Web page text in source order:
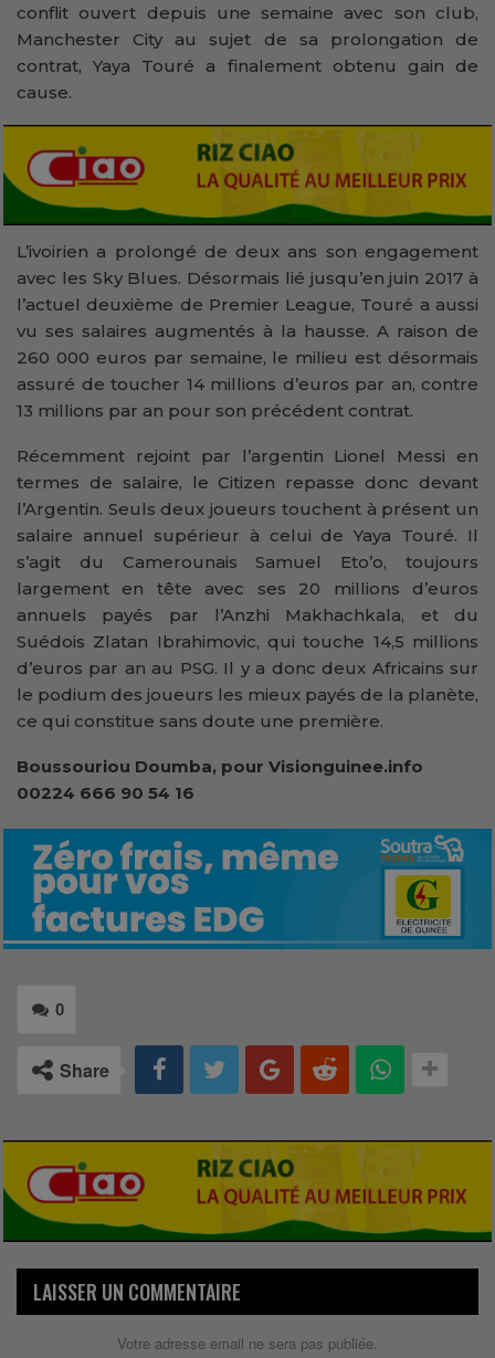
conflit ouvert depuis une semaine avec son club,
Manchester City au sujet de sa prolongation de
contrat, Yaya Touré a finalement obtenu gain de
cause.
L’ivoirien a prolongé de deux ans son engagement
avec les Sky Blues. Désormais lié jusqu’en juin 2017 à
l’actuel deuxième de Premier League, Touré a aussi
vu ses salaires augmentés à la hausse. A raison de
260 000 euros par semaine, le milieu est désormais
assuré de toucher 14 millions d’euros par an, contre
13 millions par an pour son précédent contrat.
Récemment rejoint par l’argentin Lionel Messi en
termes de salaire, le Citizen repasse donc devant
l’Argentin. Seuls deux joueurs touchent à présent un
salaire annuel supérieur à celui de Yaya Touré. Il
s’agit du Camerounais Samuel Eto’o, toujours
largement en tête avec ses 20 millions d’euros
annuels payés par l’Anzhi Makhachkala, et du
Suédois Zlatan Ibrahimovic, qui touche 14,5 millions
d’euros par an au PSG. Il y a donc deux Africains sur
le podium des joueurs les mieux payés de la planète,
ce qui constitue sans doute une première.
Boussouriou Doumba, pour Visionguinee.info
00224 666 90 54 16
0
Share
LAISSER UN COMMENTAIRE
Votre adresse email ne sera pas publiée.